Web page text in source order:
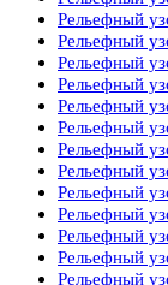
Рельефный
Рельефный
Рельефный
Рельефный
Рельефный
Рельефный
Рельефный
Рельефный
Рельефный
Рельефный
Рельефный
Рельефный
Рельефный